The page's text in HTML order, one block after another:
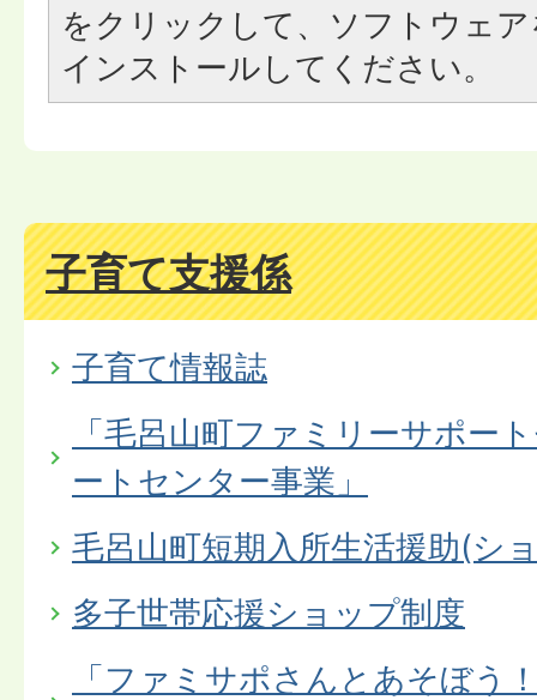
をクリックして、ソフトウェ
インストールしてください。
子育て支援係
子育て情報誌
「毛呂山町ファミリーサポー
ートセンター事業」
毛呂山町短期入所生活援助(シ
多子世帯応援ショップ制度
「ファミサポさんとあそぼう